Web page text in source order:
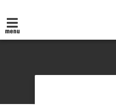
menu